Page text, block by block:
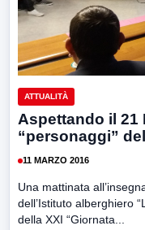
ATTUALITÀ
Aspettando il 21
“personaggi”
11 MARZO 2016
Una mattinata
dell’Istituto alberghiero
della XXI “Giornata...